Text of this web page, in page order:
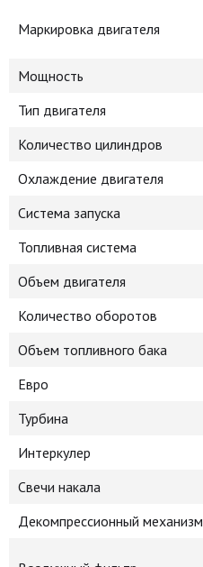
Маркировка двигателя
Мощность
Тип двигателя
Количество цилиндров
Охлаждение двигателя
Система запуска
Топливная система
Объем двигателя
Количество оборотов
Объем топливного бака
Евро
Турбина
Интеркулер
Свечи накала
Декомпрессионный механизм